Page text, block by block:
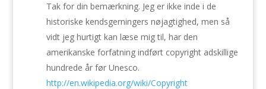
Tak for din bemærkning. Jeg er ikke inde i de
historiske kendsgerningers nøjagtighed, men så
vidt jeg hurtigt kan læse mig til, har den
amerikanske forfatning indført copyright adskillige
hundrede år før Unesco.
http://en.wikipedia.org/wiki/Copyright